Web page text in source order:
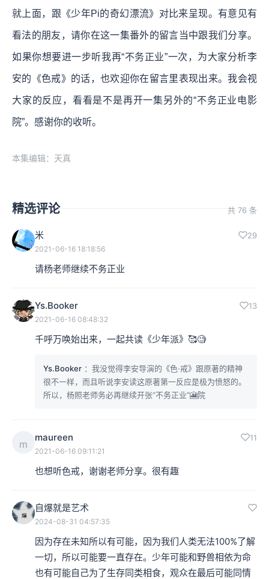
就上面，跟《少年Pi的奇幻漂流》对比来呈现。有意见有
看法的朋友，请你在这一集番外的留言当中跟我们分享。
如果你想要进一步听我再“不务正业”一次，为大家分析李
安的《色戒》的话，也欢迎你在留言里表现出来。我会视
大家的反应，看看是不是再开一集另外的“不务正业电影
院”。感谢你的收听。
本集编辑：天真
精选评论 共 76 条
米 29
2021-06-16 18:18:56
请杨老师继续不务正业
Ys.Booker 13
2021-06-16 08:48:32
千呼万唤始出来，一起共读《少年派》🥰🧐
Ys.Booker ：我没觉得李安导演的《色·戒》跟原著的精神
很不一样，而且听说李安读这原著第一反应是极为愤怒的。
所以，杨照老师务必再继续开张“不务正业”🎦院
m
maureen 11
2021-06-16 09:11:21
也想听色戒，谢谢老师分享。很有趣
自爆就是艺术
2024-08-31 04:57:35
因为存在未知所以有可能，因为我们人类无法100%了解
一切，所以可能要一直存在。少年可能和野兽相依为命
也有可能自己为了生存同类相食，观众在最后可能同情